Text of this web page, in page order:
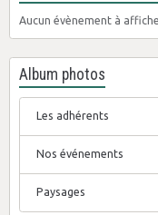
Aucun évènement à
Album photos
Les adhérents
Nos événements
Paysages